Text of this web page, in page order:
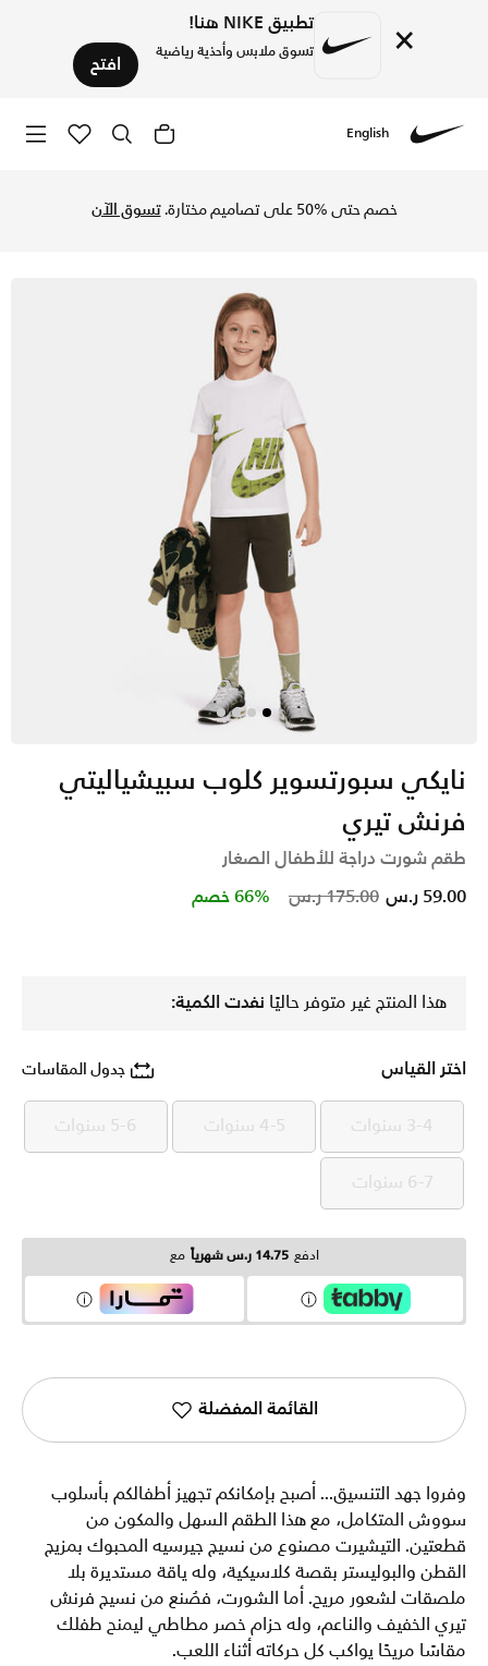
× تطبيق NIKE هنا!
تسوق ملابس وأحذية رياضية افتح
English
خصم حتى %50 على تصاميم مختارة. تسوق الآن
نايكي سبورتسوير كلوب سبيشياليتي
فرنش تيري
طقم شورت دراجة للأطفال الصغار
Price reduced from
175.00 ر.س to 59.00 ر.س 66% خصم
هذا المنتج غير متوفر حاليًا نفدت الكمية:
اختر القياس جدول المقاسات
3-4 سنوات 3-4 سنوات 4-5 سنوات 4-5 سنوات 5-6 سنوات 5-6 سنوات
6-7 سنوات 6-7 سنوات
ادفع 14.75 ر.س شهرياً مع
القائمة المفضلة
وفروا جهد التنسيق... أصبح بإمكانكم تجهيز أطفالكم بأسلوب
سووش المتكامل، مع هذا الطقم السهل والمكون من
قطعتين. التيشيرت مصنوع من نسيج جيرسيه المحبوك بمزيج
القطن والبوليستر بقصة كلاسيكية، وله ياقة مستديرة بلا
ملصقات لشعور مريح. أما الشورت، فصُنع من نسيج فرنش
تيري الخفيف والناعم، وله حزام خصر مطاطي ليمنح طفلك
مقاسًا مريحًا يواكب كل حركاته أثناء اللعب.